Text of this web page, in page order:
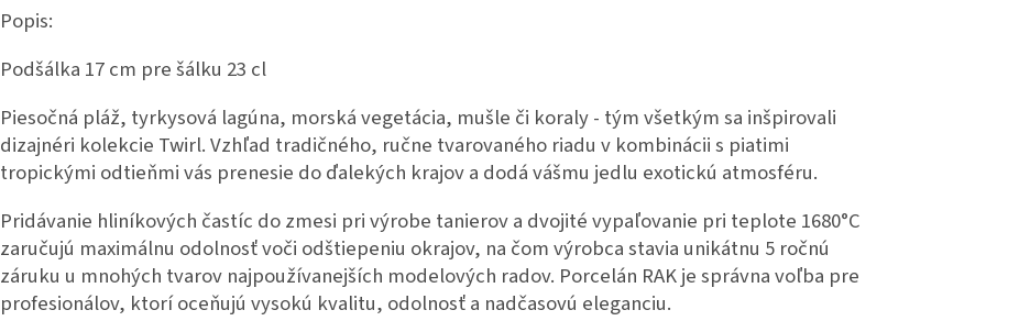
Popis:
Podšálka 17 cm pre šálku 23 cl
Piesočná pláž, tyrkysová lagúna, morská vegetácia, mušle či koraly - tým všetkým sa inšpirovali
dizajnéri kolekcie Twirl. Vzhľad tradičného, ručne tvarovaného riadu v kombinácii s piatimi
tropickými odtieňmi vás prenesie do ďalekých krajov a dodá vášmu jedlu exotickú atmosféru.
Pridávanie hliníkových častíc do zmesi pri výrobe tanierov a dvojité vypaľovanie pri teplote 1680°C
zaručujú maximálnu odolnosť voči odštiepeniu okrajov, na čom výrobca stavia unikátnu 5 ročnú
záruku u mnohých tvarov najpoužívanejších modelových radov. Porcelán RAK je správna voľba pre
profesionálov, ktorí oceňujú vysokú kvalitu, odolnosť a nadčasovú eleganciu.